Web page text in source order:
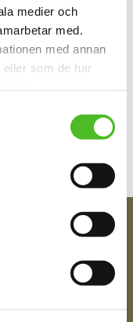
medier och
med.
med annan
som de har